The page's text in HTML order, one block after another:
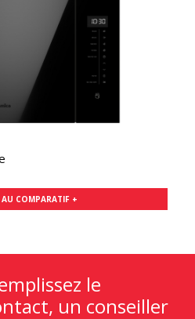
AU COMPARATIF +
le
un conseiller